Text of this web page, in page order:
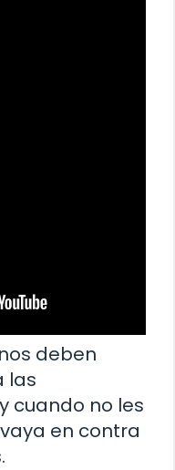
deben
las
cuando no les
en contra